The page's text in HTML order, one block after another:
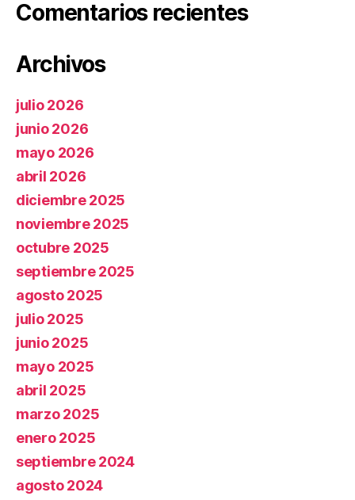
Comentarios recientes
Archivos
julio 2026
junio 2026
mayo 2026
abril 2026
diciembre 2025
noviembre 2025
octubre 2025
septiembre 2025
agosto 2025
julio 2025
junio 2025
mayo 2025
abril 2025
marzo 2025
enero 2025
septiembre 2024
agosto 2024